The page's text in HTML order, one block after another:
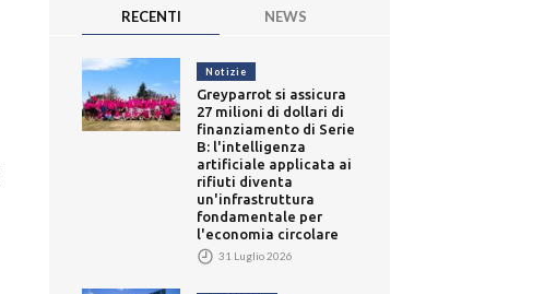
RECENTI NEWS
Notizie
Greyparrot si assicura
27 milioni di dollari di
finanziamento di Serie
B: l'intelligenza
artificiale applicata ai
rifiuti diventa
un'infrastruttura
fondamentale per
l'economia circolare
31 Luglio 2026